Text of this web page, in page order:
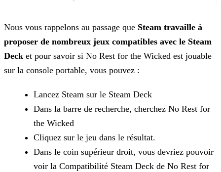
Nous vous rappelons au passage que Steam travaille à
proposer de nombreux jeux compatibles avec le Steam
Deck et pour savoir si No Rest for the Wicked est jouable
sur la console portable, vous pouvez :
Lancez Steam sur le Steam Deck
Dans la barre de recherche, cherchez No Rest for
the Wicked
Cliquez sur le jeu dans le résultat.
Dans le coin supérieur droit, vous devriez pouvoir
voir la Compatibilité Steam Deck de No Rest for